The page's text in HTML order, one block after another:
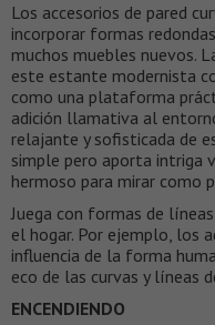
Los accesorios de pared
incorporar formas
muchos muebles nuevos.
este estante modernista
como una plataforma
adición llamativa al
relajante y sofisticada de
simple pero aporta intriga
hermoso para mirar como
Juega con formas de
el hogar. Por ejemplo, los
influencia de la forma
eco de las curvas y líneas
ENCENDIENDO